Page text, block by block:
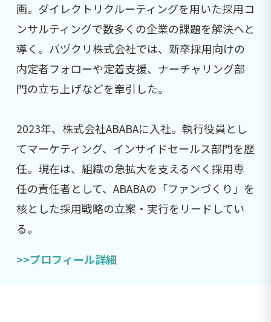
画。ダイレクトリクルーティングを用いた採用コ
ンサルティングで数多くの企業の課題を解決へと
導く。バヅクリ株式会社では、新卒採用向けの
内定者フォローや定着支援、ナーチャリング部
門の立ち上げなどを牽引した。
2023年、株式会社ABABAに入社。執行役員とし
てマーケティング、インサイドセールス部門を歴
任。現在は、組織の急拡大を支えるべく採用専
任の責任者として、ABABAの「ファンづくり」を
核とした採用戦略の立案・実行をリードしてい
る。
>>プロフィール詳細